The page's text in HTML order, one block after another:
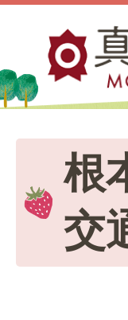
根
交